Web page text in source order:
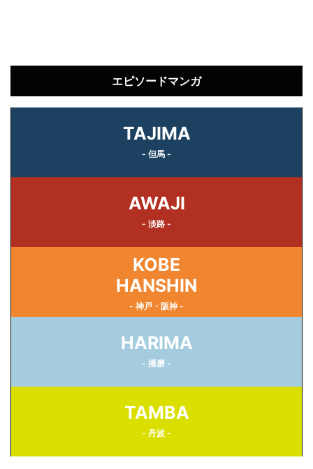
エピソードマンガ
TAJIMA
- 但馬 -
AWAJI
- 淡路 -
KOBE
HANSHIN
- 神戸・阪神 -
HARIMA
- 播磨 -
TAMBA
- 丹波 -